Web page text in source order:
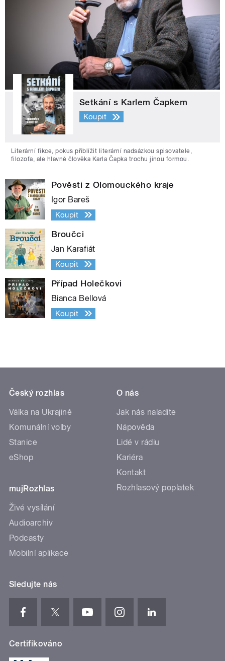
Setkání s Karlem Čapkem
Koupit
Literární fikce, pokus přiblížit literární nadsázkou spisovatele,
filozofa, ale hlavně člověka Karla Čapka trochu jinou formou.
Pověsti z Olomouckého kraje
Igor Bareš
Koupit
Broučci
Jan Karafiát
Koupit
Případ Holečkovi
Bianca Bellová
Koupit
Český rozhlas
Válka na Ukrajině
Komunální volby
Stanice
eShop
mujRozhlas
Živé vysílání
Audioarchiv
Podcasty
Mobilní aplikace
O nás
Jak nás naladíte
Nápověda
Lidé v rádiu
Kariéra
Kontakt
Rozhlasový poplatek
Sledujte nás
Certifikováno